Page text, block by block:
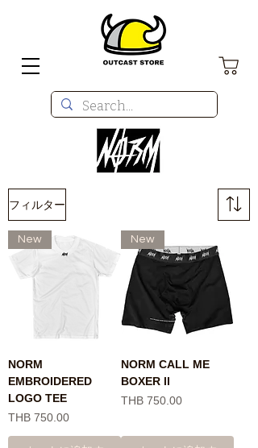
フィルター
New
NORM
EMBROIDERED
LOGO TEE
価格
THB 750.00
New
NORM CALL ME
BOXER ll
価格
THB 750.00